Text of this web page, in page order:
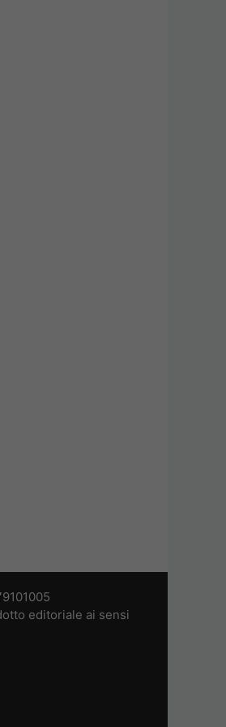
editoriale ai sensi